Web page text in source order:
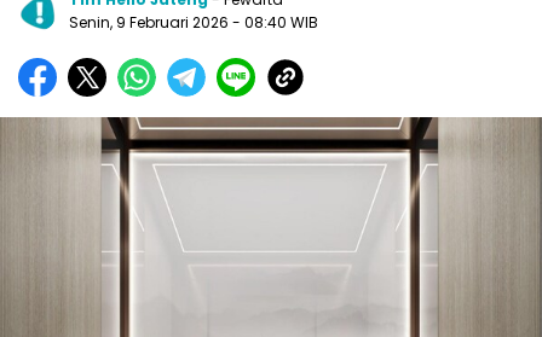
Senin, 9 Februari 2026 - 08:40 WIB